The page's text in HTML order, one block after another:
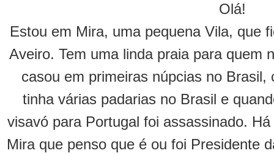
Olá!
Estou em Mira, uma pequena Vila, que
Aveiro. Tem uma linda praia para quem
casou em primeiras núpcias no
tinha várias padarias no Brasil e
visavó para Portugal foi assassinado.
Mira que penso que é ou foi Presidente